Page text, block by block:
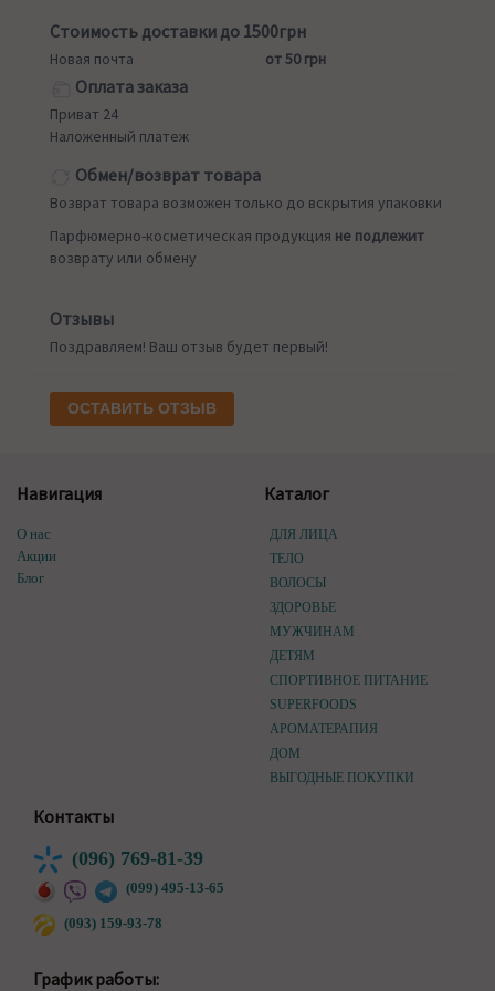
Стоимость доставки до 1500грн
Новая почта от 50 грн
Оплата заказа
Приват 24
Наложенный платеж
Обмен/возврат товара
Возврат товара возможен только до вскрытия упаковки
Парфюмерно-косметическая продукция не подлежит
возврату или обмену
Отзывы
Поздравляем! Ваш отзыв будет первый!
ОСТАВИТЬ ОТЗЫВ
Навигация
О нас
Акции
Блог
Каталог
ДЛЯ ЛИЦА
ТЕЛО
ВОЛОСЫ
ЗДОРОВЬЕ
МУЖЧИНАМ
ДЕТЯМ
СПОРТИВНОЕ ПИТАНИЕ
SUPERFOODS
АРОМАТЕРАПИЯ
ДОМ
ВЫГОДНЫЕ ПОКУПКИ
Контакты
(096) 769-81-39
(099) 495-13-65
(093) 159-93-78
График работы: